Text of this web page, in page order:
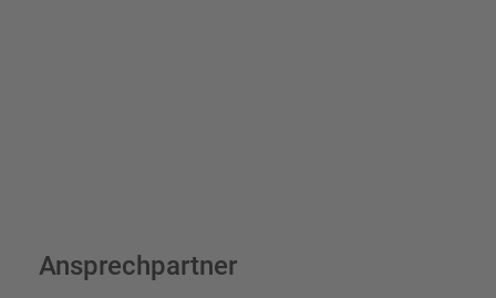
Ansprechpartner